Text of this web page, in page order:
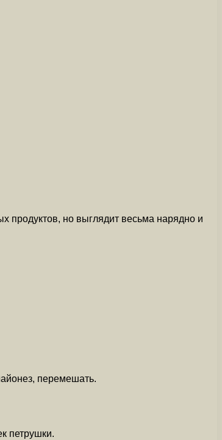
продуктов, но выглядит весьма нарядно и
перемешать.
петрушки.